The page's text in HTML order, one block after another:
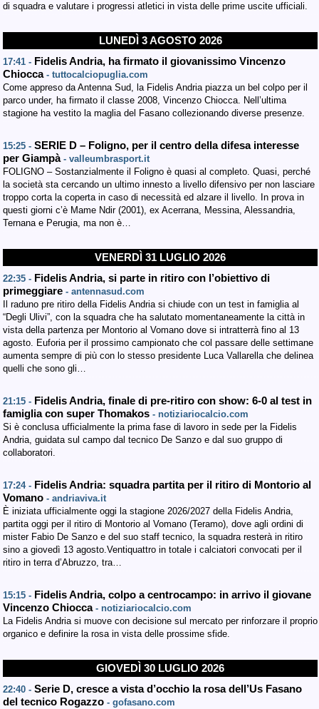
di squadra e valutare i progressi atletici in vista delle prime uscite ufficiali.
LUNEDÌ 3 AGOSTO 2026
17:41 - Fidelis Andria, ha firmato il giovanissimo Vincenzo
Chiocca - tuttocalciopuglia.com
Come appreso da Antenna Sud, la Fidelis Andria piazza un bel colpo per il
parco under, ha firmato il classe 2008, Vincenzo Chiocca. Nell’ultima
stagione ha vestito la maglia del Fasano collezionando diverse presenze.
15:25 - SERIE D – Foligno, per il centro della difesa interesse
per Giampà - valleumbrasport.it
FOLIGNO – Sostanzialmente il Foligno è quasi al completo. Quasi, perché
la società sta cercando un ultimo innesto a livello difensivo per non lasciare
troppo corta la coperta in caso di necessità ed alzare il livello. In prova in
questi giorni c’è Mame Ndir (2001), ex Acerrana, Messina, Alessandria,
Ternana e Perugia, ma non è…
VENERDÌ 31 LUGLIO 2026
22:35 - Fidelis Andria, si parte in ritiro con l’obiettivo di
primeggiare - antennasud.com
Il raduno pre ritiro della Fidelis Andria si chiude con un test in famiglia al
“Degli Ulivi”, con la squadra che ha salutato momentaneamente la città in
vista della partenza per Montorio al Vomano dove si intratterrà fino al 13
agosto. Euforia per il prossimo campionato che col passare delle settimane
aumenta sempre di più con lo stesso presidente Luca Vallarella che delinea
quelli che sono gli…
21:15 - Fidelis Andria, finale di pre-ritiro con show: 6-0 al test in
famiglia con super Thomakos - notiziariocalcio.com
Si è conclusa ufficialmente la prima fase di lavoro in sede per la Fidelis
Andria, guidata sul campo dal tecnico De Sanzo e dal suo gruppo di
collaboratori.
17:24 - Fidelis Andria: squadra partita per il ritiro di Montorio al
Vomano - andriaviva.it
È iniziata ufficialmente oggi la stagione 2026/2027 della Fidelis Andria,
partita oggi per il ritiro di Montorio al Vomano (Teramo), dove agli ordini di
mister Fabio De Sanzo e del suo staff tecnico, la squadra resterà in ritiro
sino a giovedì 13 agosto.Ventiquattro in totale i calciatori convocati per il
ritiro in terra d’Abruzzo, tra…
15:15 - Fidelis Andria, colpo a centrocampo: in arrivo il giovane
Vincenzo Chiocca - notiziariocalcio.com
La Fidelis Andria si muove con decisione sul mercato per rinforzare il proprio
organico e definire la rosa in vista delle prossime sfide.
GIOVEDÌ 30 LUGLIO 2026
22:40 - Serie D, cresce a vista d’occhio la rosa dell’Us Fasano
del tecnico Rogazzo - gofasano.com